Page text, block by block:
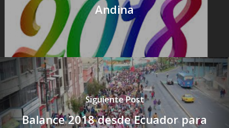
Andina
Siguiente Post
Balance 2018 desde Ecuador para